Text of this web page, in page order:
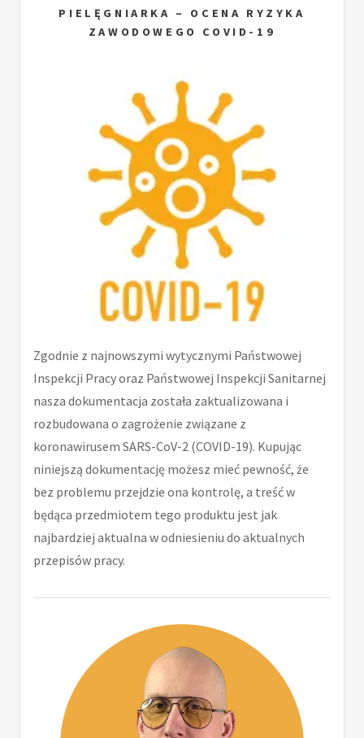
PIELĘGNIARKA – OCENA RYZYKA
ZAWODOWEGO COVID-19
Zgodnie z najnowszymi wytycznymi Państwowej
Inspekcji Pracy oraz Państwowej Inspekcji Sanitarnej
nasza dokumentacja została zaktualizowana i
rozbudowana o zagrożenie związane z
koronawirusem SARS-CoV-2 (COVID-19). Kupując
niniejszą dokumentację możesz mieć pewność, że
bez problemu przejdzie ona kontrolę, a treść w
będąca przedmiotem tego produktu jest jak
najbardziej aktualna w odniesieniu do aktualnych
przepisów pracy.